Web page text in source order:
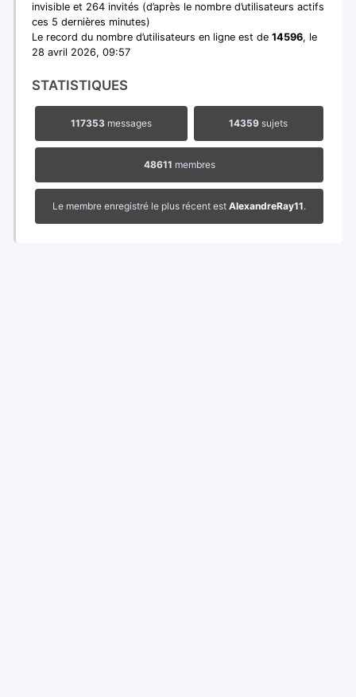
invisible et 264 invités (d’après le nombre d’utilisateurs actifs
ces 5 dernières minutes)
Le record du nombre d’utilisateurs en ligne est de 14596, le
28 avril 2026, 09:57
STATISTIQUES
117353messages 14359 sujets
48611 membres
Le membre enregistré le plus récent est AlexandreRay11.